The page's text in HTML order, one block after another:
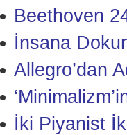
Beethoven
İnsana
Allegro’dan
İki Piyanist